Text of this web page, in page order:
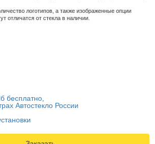
логотипов, а также изображенные опции
отличатся от стекла в наличии.
бесплатно,
Автостекло России